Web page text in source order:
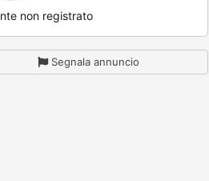
non registrato
Segnala annuncio